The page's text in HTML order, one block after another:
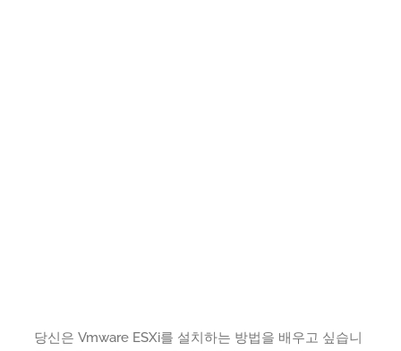
당신은 Vmware ESXi를 설치하는 방법을 배우고 싶습니